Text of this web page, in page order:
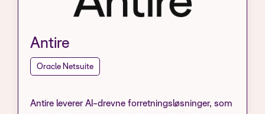
Antire
Oracle Netsuite
Antire leverer AI-drevne forretningsløsninger, som